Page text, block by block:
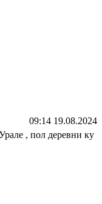
09:14 19.08.2024
, пол деревни ку